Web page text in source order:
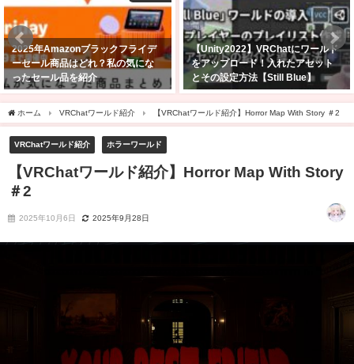
2025年Amazonブラックフライデ
ーセール商品はどれ？私の気にな
ったセール品を紹介
【Unity2022】VRChatにワールド
をアップロード！入れたアセット
とその設定方法【Still Blue】
ホーム VRChatワールド紹介 【VRChatワールド紹介】Horror Map With Story ＃2
VRChatワールド紹介 ホラーワールド
【VRChatワールド紹介】Horror Map With Story
＃2
2025年10月6日 2025年9月28日